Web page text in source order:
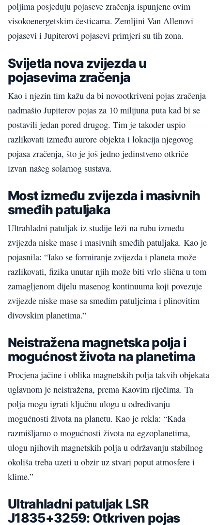
poljima posjeduju pojaseve zračenja ispunjene ovim
visokoenergetskim česticama. Zemljini Van Allenovi
pojasevi i Jupiterovi pojasevi primjeri su tih zona.
Svijetla nova zvijezda u
pojasevima zračenja
Kao i njezin tim kažu da bi novootkriveni pojas zračenja
nadmašio Jupiterov pojas za 10 milijuna puta kad bi se
postavili jedan pored drugog. Tim je također uspio
razlikovati između aurore objekta i lokacija njegovog
pojasa zračenja, što je još jedno jedinstveno otkriče
izvan našeg solarnog sustava.
Most između zvijezda i masivnih
smeđih patuljaka
Ultrahladni patuljak iz studije leži na rubu između
zvijezda niske mase i masivnih smeđih patuljaka. Kao je
pojasnila: “Iako se formiranje zvijezda i planeta može
razlikovati, fizika unutar njih može biti vrlo slična u tom
zamagljenom dijelu masenog kontinuuma koji povezuje
zvijezde niske mase sa smeđim patuljcima i plinovitim
divovskim planetima.”
Neistražena magnetska polja i
mogućnost života na planetima
Procjena jačine i oblika magnetskih polja takvih objekata
uglavnom je neistražena, prema Kaovim riječima. Ta
polja mogu igrati ključnu ulogu u određivanju
mogućnosti života na planetu. Kao je rekla: “Kada
razmišljamo o mogućnosti života na egzoplanetima,
ulogu njihovih magnetskih polja u održavanju stabilnog
okoliša treba uzeti u obzir uz stvari poput atmosfere i
klime.”
Ultrahladni patuljak LSR
J1835+3259: Otkriven pojas